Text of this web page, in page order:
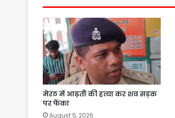
मेरठ में आढ़ती की हत्या कर शव सड़क
पर फेंका
August 5, 2026